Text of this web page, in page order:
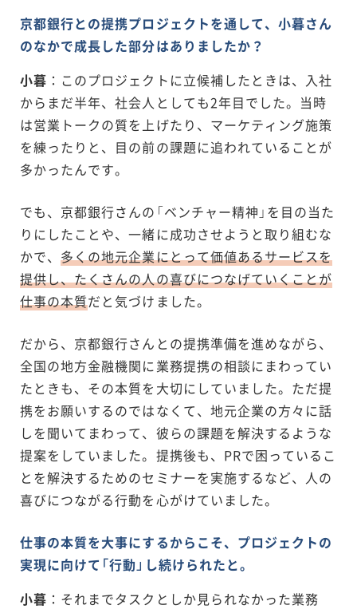
京都銀行との提携プロジェクトを通して、小暮さん
のなかで成長した部分はありましたか？
小暮 ：このプロジェクトに立候補したときは、入社
からまだ半年、社会人としても2年目でした。当時
は営業トークの質を上げたり、マーケティング施策
を練ったりと、目の前の課題に追われていることが
多かったんです。
でも、京都銀行さんの「ベンチャー精神」を目の当た
りにしたことや、一緒に成功させようと取り組むな
かで、多くの地元企業にとって価値あるサービスを
提供し、たくさんの人の喜びにつなげていくことが
仕事の本質だと気づけました。
だから、京都銀行さんとの提携準備を進めながら、
全国の地方金融機関に業務提携の相談にまわってい
たときも、その本質を大切にしていました。ただ提
携をお願いするのではなくて、地元企業の方々に話
しを聞いてまわって、彼らの課題を解決するような
提案をしていました。提携後も、PRで困っているこ
とを解決するためのセミナーを実施するなど、人の
喜びにつながる行動を心がけていました。
仕事の本質を大事にするからこそ、プロジェクトの
実現に向けて「行動」し続けられたと。
小暮 ：それまでタスクとしか見られなかった業務